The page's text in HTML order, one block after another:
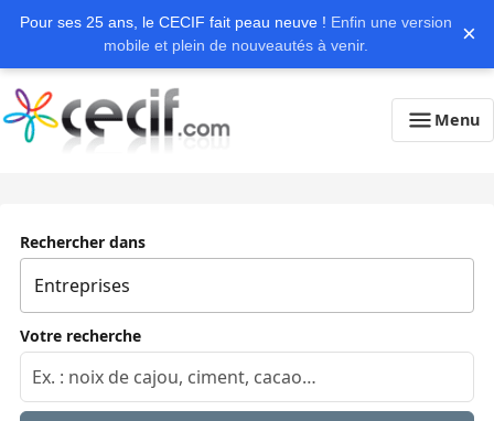
Pour ses 25 ans, le CECIF fait peau neuve ! Enfin une version
mobile et plein de nouveautés à venir.
×
Menu
Rechercher dans
Votre recherche